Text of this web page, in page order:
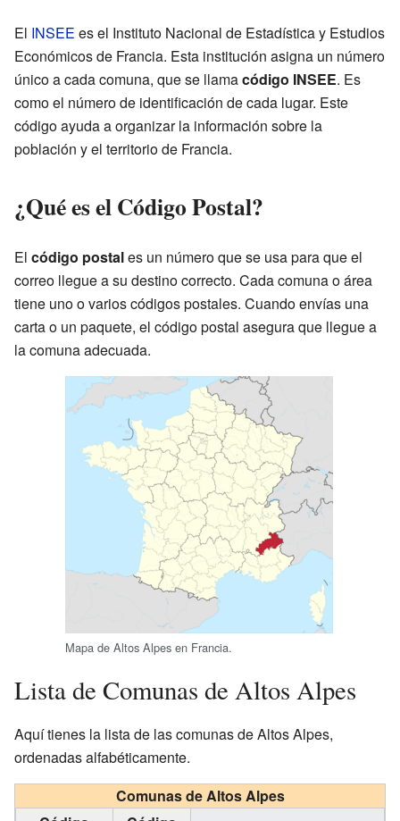
El INSEE es el Instituto Nacional de Estadística y Estudios
Económicos de Francia. Esta institución asigna un número
único a cada comuna, que se llamacódigo INSEE. Es
como el número de identificación de cada lugar. Este
código ayuda a organizar la información sobre la
población y el territorio de Francia.
¿Qué es el Código Postal?
El código postales un número que se usa para que el
correo llegue a su destino correcto. Cada comuna o área
tiene uno o varios códigos postales. Cuando envías una
carta o un paquete, el código postal asegura que llegue a
la comuna adecuada.
Mapa de Altos Alpes en Francia.
Lista de Comunas de Altos Alpes
Aquí tienes la lista de las comunas de Altos Alpes,
ordenadas alfabéticamente.
Comunas de Altos Alpes